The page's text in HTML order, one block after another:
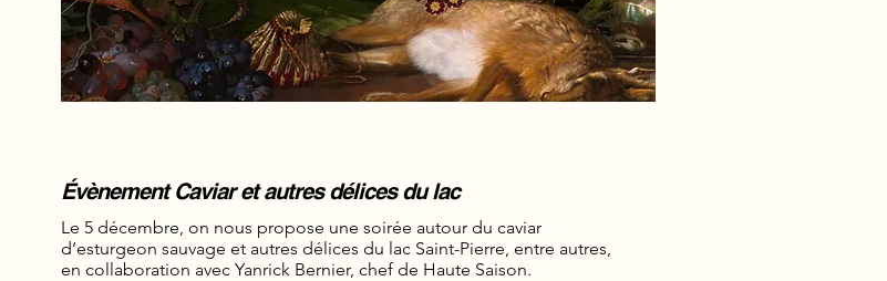
Évènement Caviar et autres délices du lac
Le 5 décembre, on nous propose une soirée autour du caviar
d’esturgeon sauvage et autres délices du lac Saint-Pierre, entre autres,
en collaboration avec Yanrick Bernier, chef de Haute Saison.